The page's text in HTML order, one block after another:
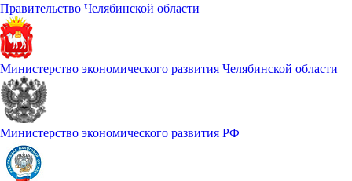
Правительство Челябинской области
Министерство экономического развития Челябинской области
Министерство экономического развития РФ